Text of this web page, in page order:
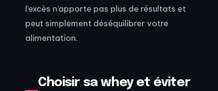
l’excès n’apporte pas plus de résultats et
peut simplement déséquilibrer votre
alimentation.
Choisir sa whey et éviter